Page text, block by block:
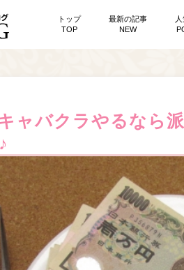
トップ
TOP
最新の記事
NEW
ャバクラやるなら